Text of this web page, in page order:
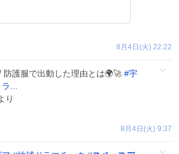
8月4日(火) 22:22
護服で出動した理由とは🌍🚀 #宇
り
8月4日(火) 9:37